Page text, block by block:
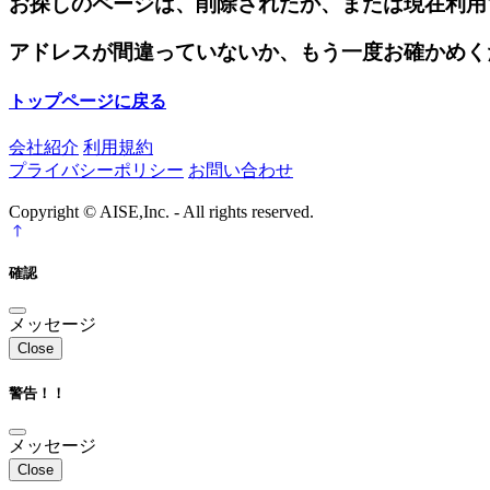
アドレスが間違っていないか、もう一度お確かめ
トップページに戻る
会社紹介 利用規約
プライバシーポリシー お問い合わせ
Copyright © AISE,Inc. - All rights reserved.
確認
メッセージ
Close
警告！！
メッセージ
Close